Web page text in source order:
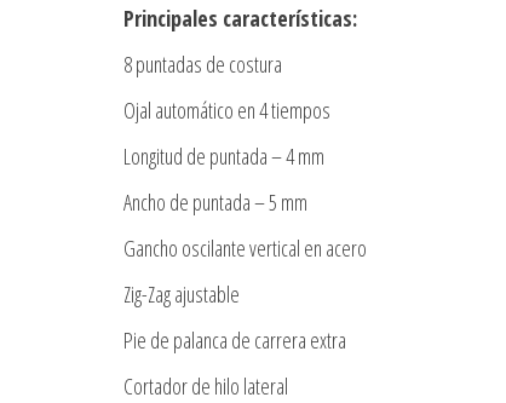
Principales características:
8 puntadas de costura
Ojal automático en 4 tiempos
Longitud de puntada – 4 mm
Ancho de puntada – 5 mm
Gancho oscilante vertical en acero
Zig-Zag ajustable
Pie de palanca de carrera extra
Cortador de hilo lateral